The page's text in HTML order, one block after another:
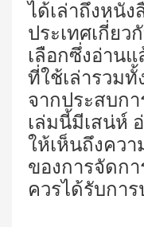
ได้เล่าถึงหนั
ประเทศเกี่ยว
เลือกซึ่งอ่าน
ที่ใช้เล่ารวม
จากประสบก
เล่มนี้มีเสน่ห์
ให้เห็นถึงควา
ของการจัดก
ควรได้รับกา